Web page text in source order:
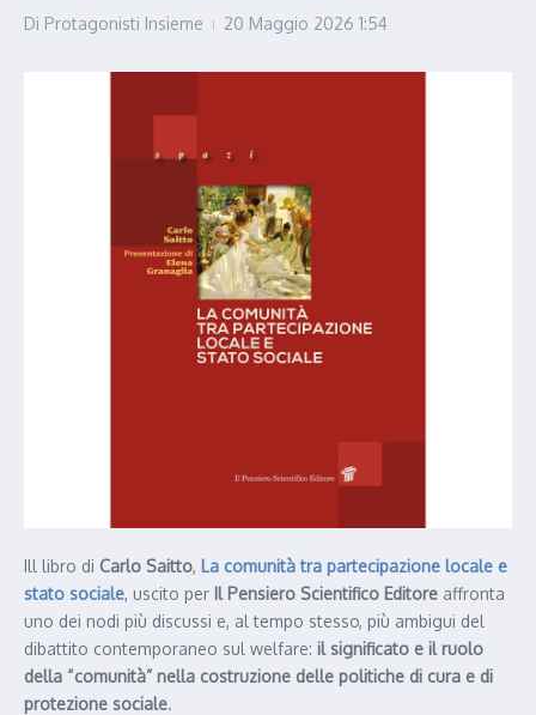
Di Protagonisti Insieme 20 Maggio 2026 1:54
Ill libro di Carlo Saitto, La comunità tra partecipazione locale e
stato sociale, uscito per Il Pensiero Scientifico Editore affronta
uno dei nodi più discussi e, al tempo stesso, più ambigui del
dibattito contemporaneo sul welfare: il significato e il ruolo
della “comunità” nella costruzione delle politiche di cura e di
protezione sociale.